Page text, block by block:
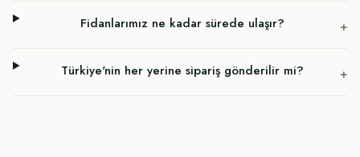
Fidanlarımız ne kadar sürede ulaşır? +
Türkiye'nin her yerine sipariş gönderilir mi? +